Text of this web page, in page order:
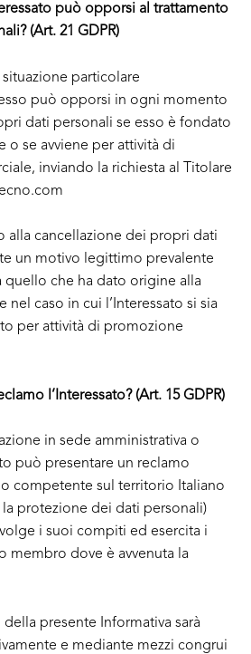
può opporsi al trattamento
(Art. 21 GDPR)
particolare
può opporsi in ogni momento
dati personali se esso è fondato
o se avviene per attività di
inviando la richiesta al Titolare
alla cancellazione dei propri dati
un motivo legittimo prevalente
quello che ha dato origine alla
nel caso in cui l’Interessato si sia
per attività di promozione
l’Interessato? (Art. 15 GDPR)
in sede amministrativa o
può presentare un reclamo
competente sul territorio Italiano
la protezione dei dati personali)
i suoi compiti ed esercita i
membro dove è avvenuta la
presente Informativa sarà
e mediante mezzi congrui